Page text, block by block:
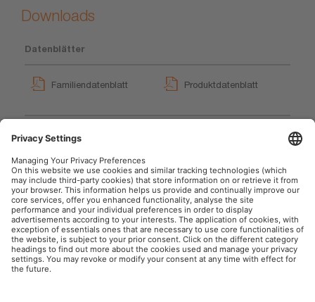
Downloads
Datenblätter
Familiendatenblatt Produktdatenblatt
GPRS_Sicherheitssymbole
User instruction
OSRAM Automotive im Social Web